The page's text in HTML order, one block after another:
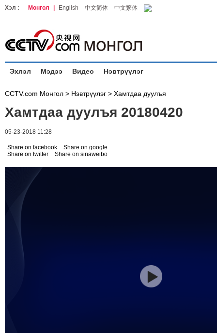
Хэл : Монгол English 中文简体 中文繁体
Эхлэл Мэдээ Видео Нэвтрүүлэг
CCTV.com Монгол > Нэвтрүүлэг > Хамтдаа дуулъя
Хамтдаа дуулъя 20180420
05-23-2018 11:28
Share on facebook
Share on google
Share on twitter
Share on sinaweibo